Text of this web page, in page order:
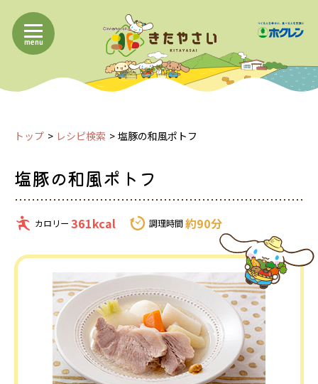
menu
トップ レシピ検索 塩豚の和風ポトフ
塩豚の和風ポトフ
カロリー 361kcal 調理時間 約90分